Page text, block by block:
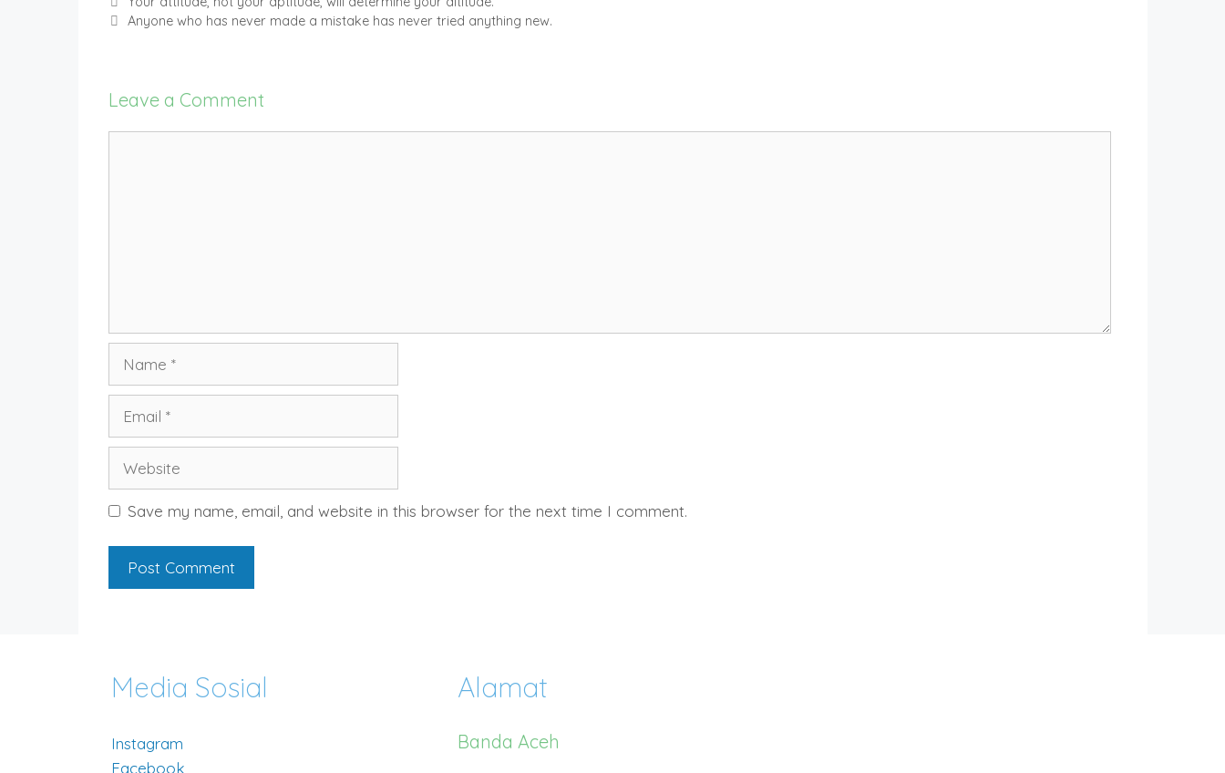
Anyone who has never made a mistake has never tried anything new.
Leave a Comment
Website
Save my name, email, and website in this browser for the next time I comment.
Media Sosial
Instagram
Facebook
Alamat
Banda Aceh